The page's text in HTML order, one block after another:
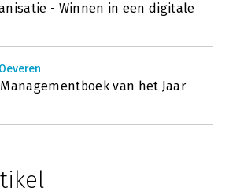
- Winnen in een digitale
van het Jaar